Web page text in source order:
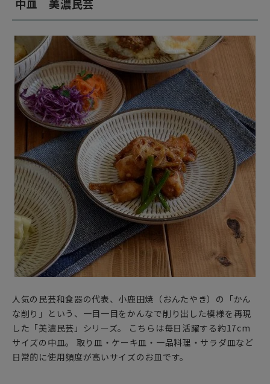
中皿 美濃民芸
人気の民芸和食器の代表、小鹿田焼（おんたやき）の「かん
な削り」という、一目一目をかんなで削り出した模様を再現
した「美濃民芸」シリーズ。 こちらは毎日活躍する約17cm
サイズの中皿。 取り皿・ケーキ皿・一品料理・サラダ皿など
日常的に使用頻度が高いサイズのお皿です。